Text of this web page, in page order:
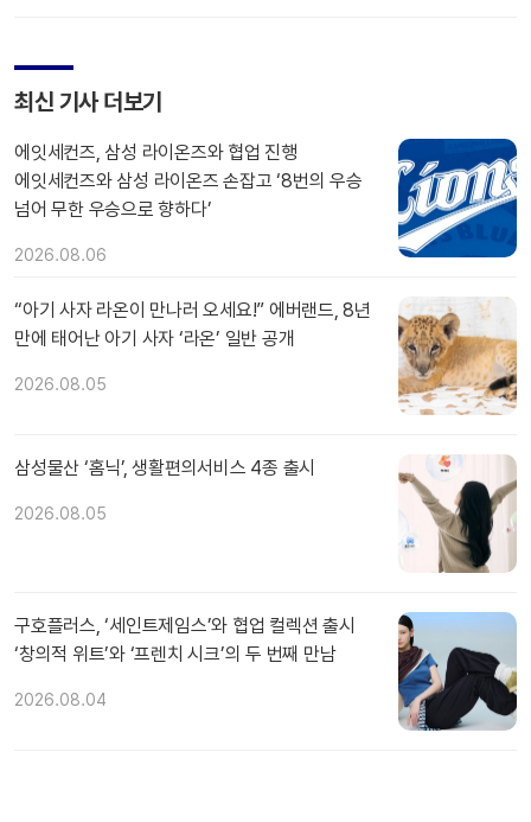
최신 기사 더보기
에잇세컨즈, 삼성 라이온즈와 협업 진행
에잇세컨즈와 삼성 라이온즈 손잡고 ‘8번의 우승
넘어 무한 우승으로 향하다’
2026.08.06
“아기 사자 라온이 만나러 오세요!” 에버랜드, 8년
만에 태어난 아기 사자 ‘라온’ 일반 공개
2026.08.05
삼성물산 ‘홈닉’, 생활편의서비스 4종 출시
2026.08.05
구호플러스, ‘세인트제임스’와 협업 컬렉션 출시
‘창의적 위트’와 ‘프렌치 시크’의 두 번째 만남
2026.08.04